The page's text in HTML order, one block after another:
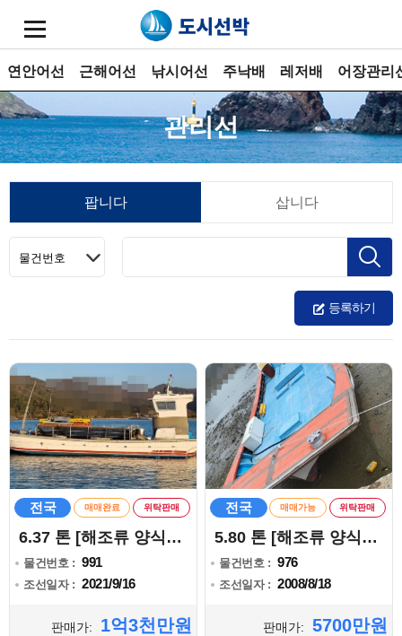
연안어선 근해어선 낚시어선 주낙배 레저배 어장관리
관리선
팝니다 삽니다
등록하기
전국 매매완료 위탁판매
6.37 톤 [해조류 양식어업]
물건번호 : 991
조선일자 : 2021/9/16
판매가: 1억3천만원
전국 매매가능 위탁판매
5.80 톤 [해조류 양식어업]
물건번호 : 976
조선일자 : 2008/8/18
판매가: 5700만원